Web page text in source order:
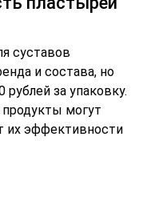
суставов
и состава, но
за упаковку.
могут
их эффективности